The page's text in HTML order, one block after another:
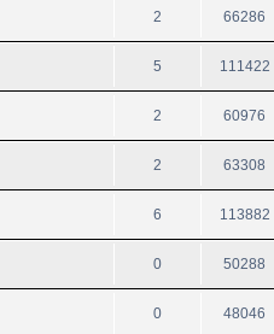
2 66286
5 111422
2 60976
2 63308
6 113882
0 50288
0 48046